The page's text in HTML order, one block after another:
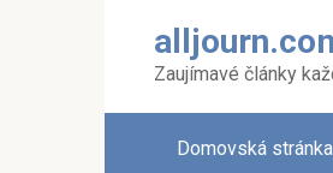
Zaujímavé články
Domovská stránka